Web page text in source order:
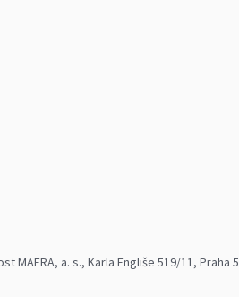
a. s., Karla Engliše 519/11, Praha